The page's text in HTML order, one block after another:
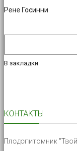
Рене Госинни
В закладки
КОНТАКТЫ
Плодопитомник